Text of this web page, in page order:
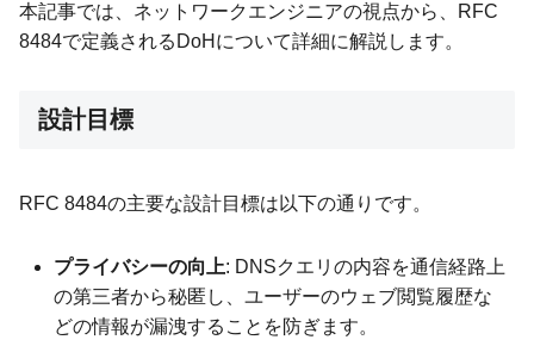
本記事では、ネットワークエンジニアの視点から、RFC
8484で定義されるDoHについて詳細に解説します。
設計目標
RFC 8484の主要な設計目標は以下の通りです。
プライバシーの向上: DNSクエリの内容を通信経路上
の第三者から秘匿し、ユーザーのウェブ閲覧履歴な
どの情報が漏洩することを防ぎます。